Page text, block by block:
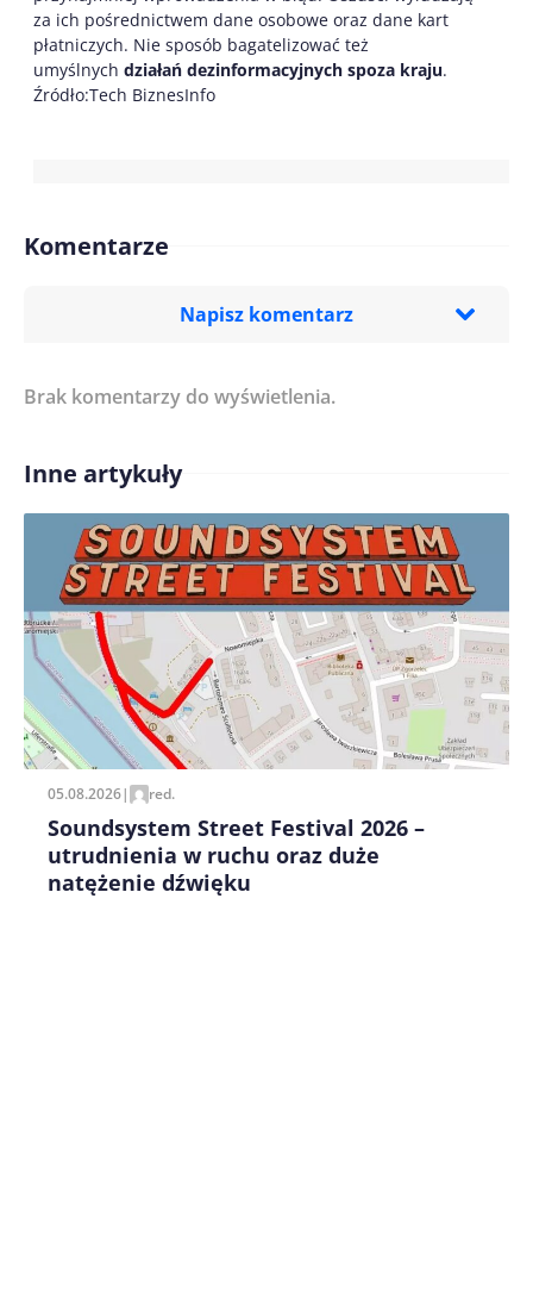
za ich pośrednictwem dane osobowe oraz dane kart
płatniczych. Nie sposób bagatelizować też
umyślnych działań dezinformacyjnych spoza kraju.
Źródło:Tech BiznesInfo
Komentarze
Napisz komentarz
Treść komentarza*
Imię/ Nick*
Zapamiętaj moje dane w tej przeglądarce podczas
pisania kolejnych komentarzy.
Brak komentarzy do wyświetlenia.
Inne artykuły
05.08.2026| red.
Soundsystem Street Festival 2026 –
utrudnienia w ruchu oraz duże
natężenie dźwięku